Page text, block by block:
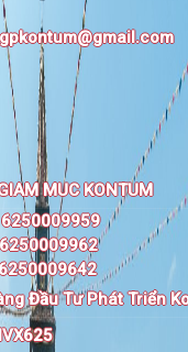
MUC KONTUM
Đầu Tư Phát Triển